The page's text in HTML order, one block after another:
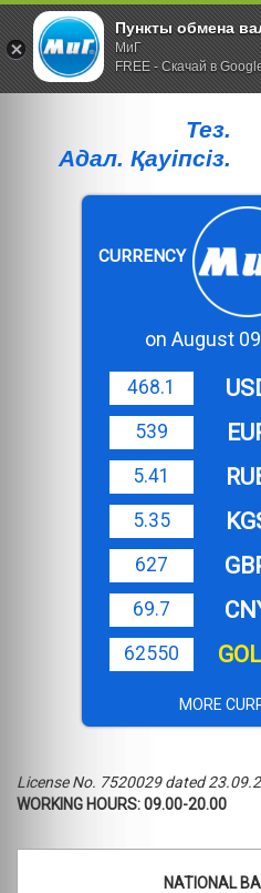
Тез.
Адал. Қауiпсiз.
CURRENCY
on August
468.1
539
5.41
5.35
627
69.7
62550
MORE
License No. 7520029 dated
WORKING HOURS: 09.00-20.00
NATIONAL
Пункты обмена
МиГ
FREE - Скачай в